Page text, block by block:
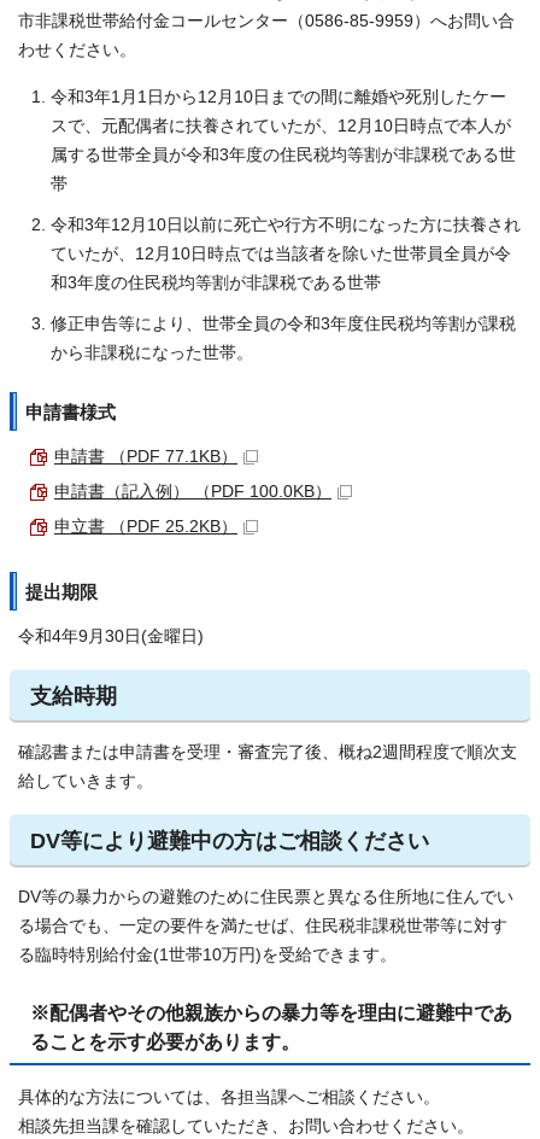
市非課税世帯給付金コールセンター（0586-85-9959）へお問い合
わせください。
令和3年1月1日から12月10日までの間に離婚や死別したケー
スで、元配偶者に扶養されていたが、12月10日時点で本人が
属する世帯全員が令和3年度の住民税均等割が非課税である世
帯
令和3年12月10日以前に死亡や行方不明になった方に扶養され
ていたが、12月10日時点では当該者を除いた世帯員全員が令
和3年度の住民税均等割が非課税である世帯
修正申告等により、世帯全員の令和3年度住民税均等割が課税
から非課税になった世帯。
申請書様式
申請書 （PDF 77.1KB）
申請書（記入例） （PDF 100.0KB）
申立書 （PDF 25.2KB）
提出期限
令和4年9月30日(金曜日)
支給時期
確認書または申請書を受理・審査完了後、概ね2週間程度で順次支
給していきます。
DV等により避難中の方はご相談ください
DV等の暴力からの避難のために住民票と異なる住所地に住んでい
る場合でも、一定の要件を満たせば、住民税非課税世帯等に対す
る臨時特別給付金(1世帯10万円)を受給できます。
※配偶者やその他親族からの暴力等を理由に避難中であ
ることを示す必要があります。
具体的な方法については、各担当課へご相談ください。
相談先担当課を確認していただき、お問い合わせください。